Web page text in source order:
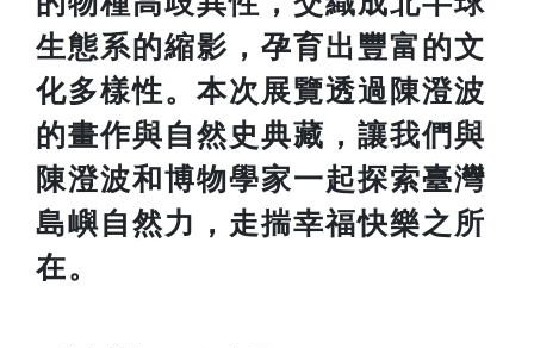
生態系的縮影，孕育出豐富的文
化多樣性。本次展覽透過陳澄波
的畫作與自然史典藏，讓我們與
陳澄波和博物學家一起探索臺灣
島嶼自然力，走揣幸福快樂之所
在。